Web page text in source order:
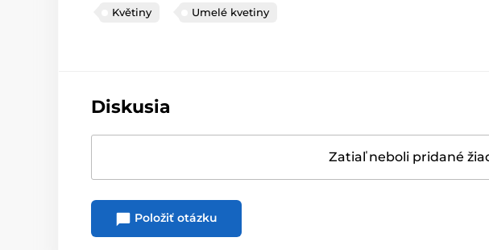
Květiny Umelé kvetiny
Diskusia
Zatiaľ neboli pridané
Položiť otázku